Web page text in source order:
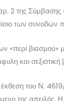
2 της Σύμβασης
των συνοδών
«περί βιασμού»
και
του Ν.
της απειλής.